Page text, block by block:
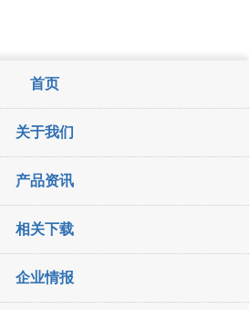
首页
关于我们
产品资讯
相关下载
企业情报